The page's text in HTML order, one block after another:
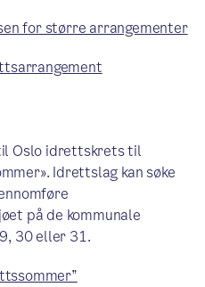
for større arrangementer
Oslo idrettskrets til
Idrettslag kan søke
på de kommunale
30 eller 31.